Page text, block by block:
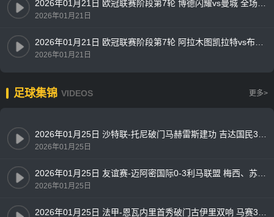
2026年01月21日
2026年01月21日
足球集锦 VIDEOS 更多>
2026年01月25日
2026年01月25日